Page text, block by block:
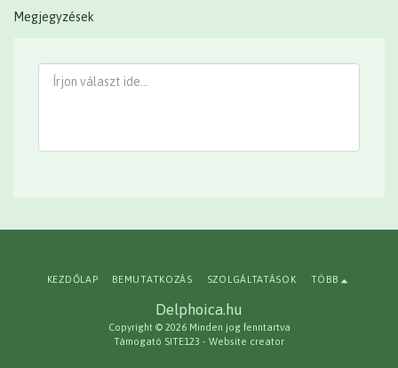
Megjegyzések
Delphoica.hu
Copyright © 2026 Minden jog fenntartva
Támogató SITE123 - Website creator
KEZDŐLAP BEMUTATKOZÁS SZOLGÁLTATÁSOK TÖBB